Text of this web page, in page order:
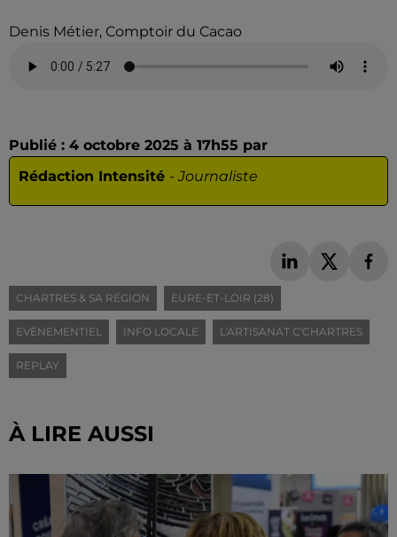
Denis Métier, Comptoir du Cacao
Publié : 4 octobre 2025 à 17h55 par
Rédaction Intensité -Journaliste
CHARTRES & SA RÉGION EURE-ET-LOIR (28)
EVÈNEMENTIEL INFO LOCALE L'ARTISANAT C'CHARTRES
REPLAY
À LIRE AUSSI